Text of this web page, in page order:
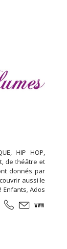
HIP HOP,
de théâtre et
donnés par
aussi le
Enfants, Ados
... Cours